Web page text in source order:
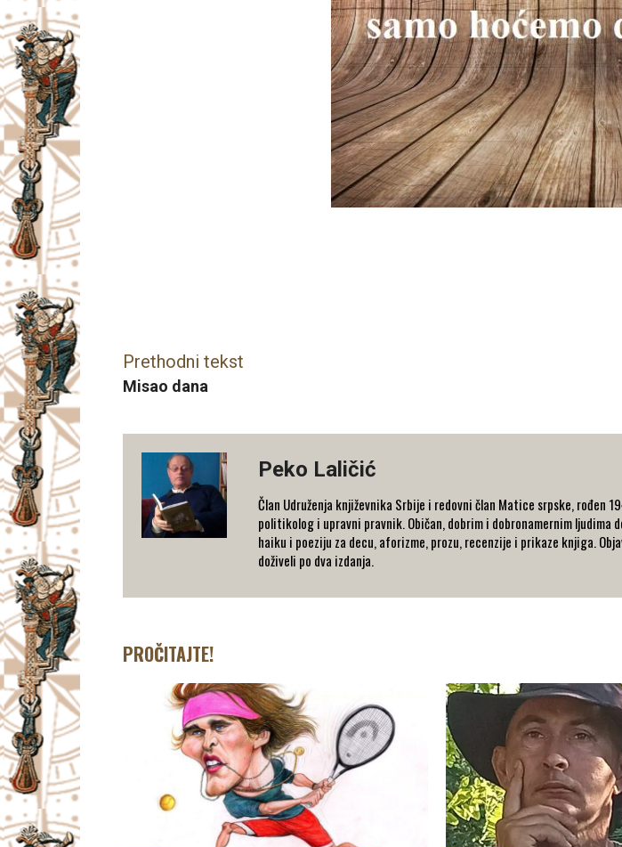
Prethodni tekst
Misao dana
Peko Laličić
Član Udruženja književnika Srbije i redovni član Matice srpske, rođen
politikolog i upravni pravnik. Običan, dobrim i dobronamernim ljudima
haiku i poeziju za decu, aforizme, prozu, recenzije i prikaze knjiga.
doživeli po dva izdanja.
PROČITAJTE!